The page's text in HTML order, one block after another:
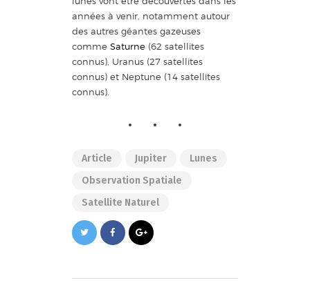
années à venir, notamment autour
des autres géantes gazeuses
comme Saturne (62 satellites
connus), Uranus (27 satellites
connus) et Neptune (14 satellites
connus).
Article Jupiter
Lunes
Observation Spatiale
Satellite Naturel